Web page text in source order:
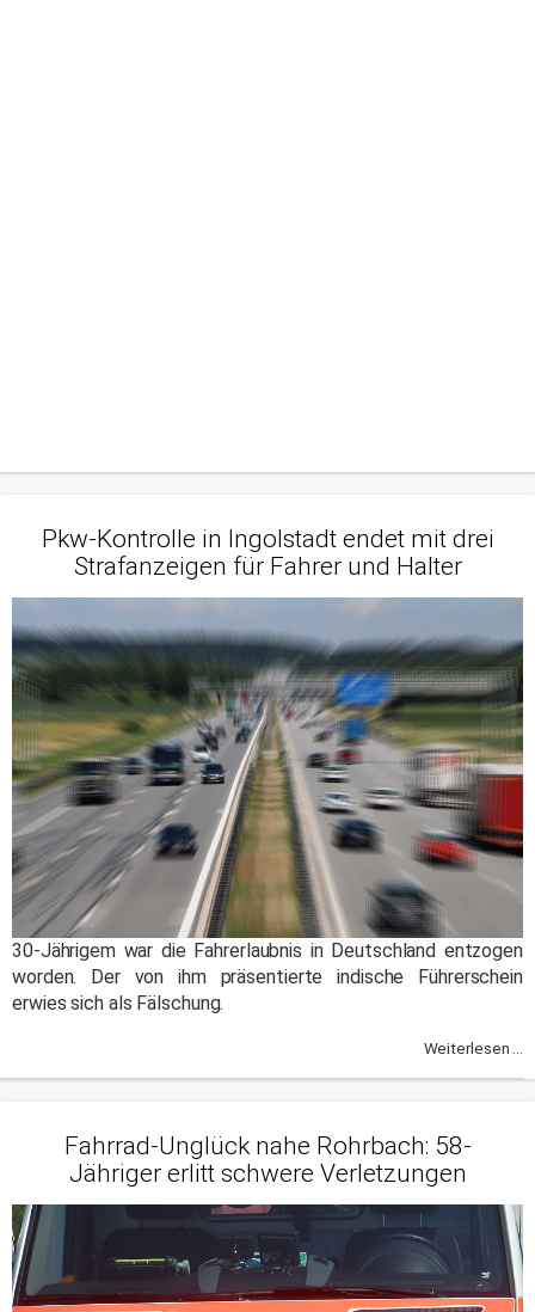
Pkw-Kontrolle in Ingolstadt endet mit drei
Strafanzeigen für Fahrer und Halter
30-Jährigem war die Fahrerlaubnis in Deutschland entzogen
worden. Der von ihm präsentierte indische Führerschein
erwies sich als Fälschung.
Weiterlesen ...
Fahrrad-Unglück nahe Rohrbach: 58-
Jähriger erlitt schwere Verletzungen